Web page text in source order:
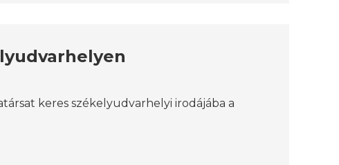
keres székelyudvarhelyi irodájába a